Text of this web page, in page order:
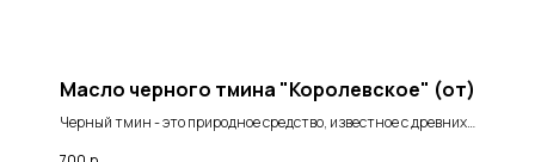
Масло черного тмина "Королевское" (от)
Черный тмин - это природное средство, известное с древних